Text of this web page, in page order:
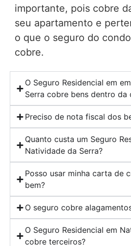
importante, pois cobre
seu apartamento e
o que o seguro do
cobre.
O Seguro Residencial em
Serra cobre bens dentro da
Preciso de nota fiscal dos
Quanto custa um Seguro
Natividade da Serra?
Posso usar minha carta de
bem?
O seguro cobre
O Seguro Residencial em
cobre terceiros?